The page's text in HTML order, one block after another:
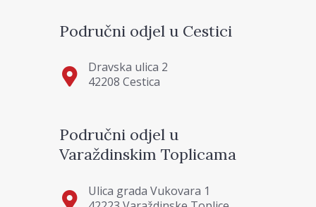
Područni odjel u Cestici
Dravska ulica 2
42208 Cestica
Područni odjel u
Varaždinskim Toplicama
Ulica grada Vukovara 1